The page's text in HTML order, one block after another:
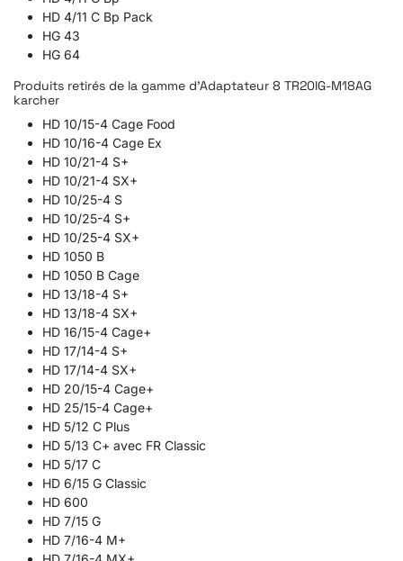
HD 4/11 C Bp Pack
HG 43
HG 64
Produits retirés de la gamme d'Adaptateur 8 TR20IG-M18AG
karcher
HD 10/15-4 Cage Food
HD 10/16-4 Cage Ex
HD 10/21-4 S+
HD 10/21-4 SX+
HD 10/25-4 S
HD 10/25-4 S+
HD 10/25-4 SX+
HD 1050 B
HD 1050 B Cage
HD 13/18-4 S+
HD 13/18-4 SX+
HD 16/15-4 Cage+
HD 17/14-4 S+
HD 17/14-4 SX+
HD 20/15-4 Cage+
HD 25/15-4 Cage+
HD 5/12 C Plus
HD 5/13 C+ avec FR Classic
HD 5/17 C
HD 6/15 G Classic
HD 600
HD 7/15 G
HD 7/16-4 M+